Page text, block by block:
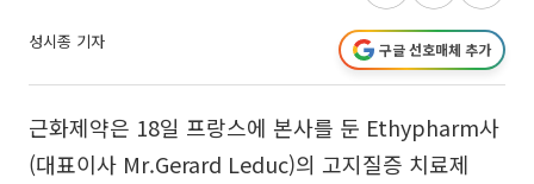
성시종 기자 구글 선호매체 추가
근화제약은 18일 프랑스에 본사를 둔 Ethypharm사
(대표이사 Mr.Gerard Leduc)의 고지질증 치료제